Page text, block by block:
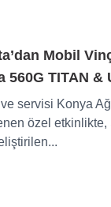
Mobil
560G TITAN &
servisi Konya
özel etkinlikte,